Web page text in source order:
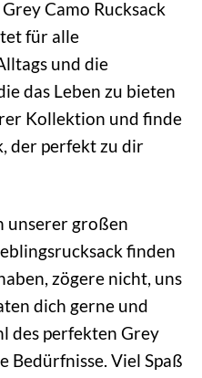
Camo Rucksack
für alle
und die
das Leben zu bieten
Kollektion und finde
der perfekt zu dir
unserer großen
finden
zögere nicht, uns
dich gerne und
des perfekten Grey
Bedürfnisse. Viel Spaß